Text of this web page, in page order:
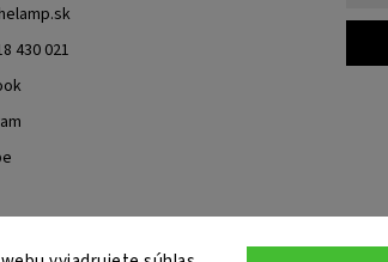
430 021